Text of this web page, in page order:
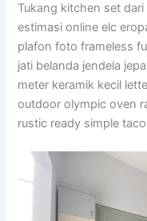
Tukang kitchen set
estimasi online elc
plafon foto frameless
jati belanda jendela
meter keramik kecil
outdoor olympic oven
rustic ready simple